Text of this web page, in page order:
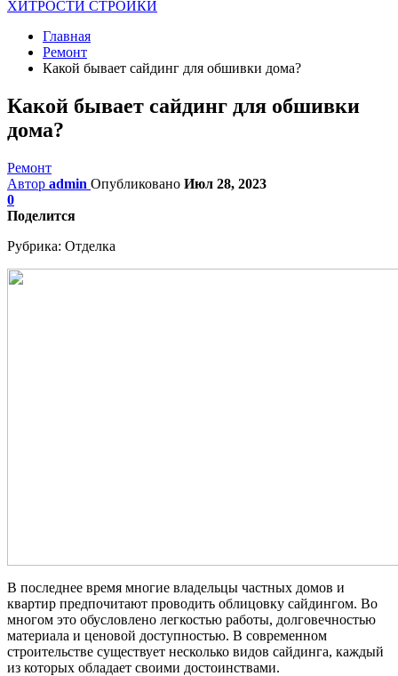
ХИТРОСТИ СТРОЙКИ
Главная
Ремонт
Какой бывает сайдинг для обшивки дома?
Какой бывает сайдинг для обшивки
дома?
Ремонт
Автор admin Опубликовано Июл 28, 2023
0
Поделится
Рубрика: Отделка
В последнее время многие владельцы частных домов и
квартир предпочитают проводить облицовку сайдингом. Во
многом это обусловлено легкостью работы, долговечностью
материала и ценовой доступностью. В современном
строительстве существует несколько видов сайдинга, каждый
из которых обладает своими достоинствами.